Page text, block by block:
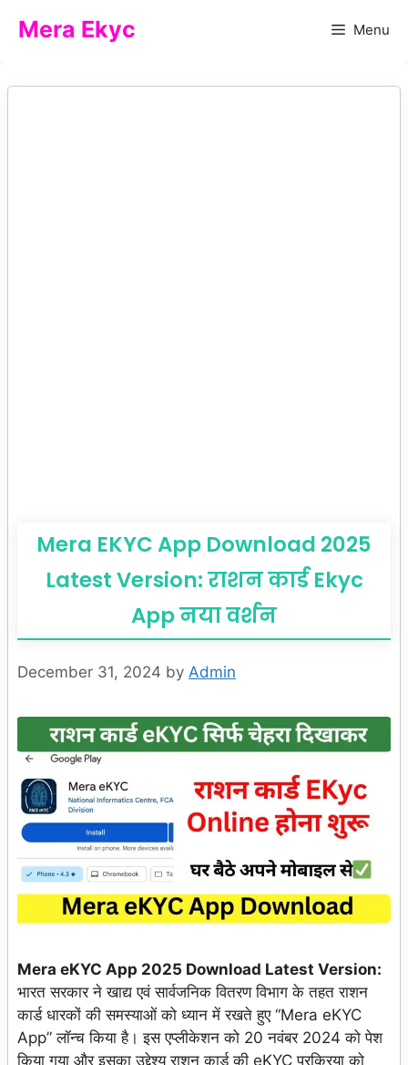
Mera Ekyc Menu
Mera EKYC App Download 2025
Latest Version: राशन कार्ड Ekyc
App नया वर्शन
December 31, 2024 by Admin
Mera eKYC App 2025 Download Latest Version:
भारत सरकार ने खाद्य एवं सार्वजनिक वितरण विभाग के तहत राशन
कार्ड धारकों की समस्याओं को ध्यान में रखते हुए “Mera eKYC
App” लॉन्च किया है। इस एप्लीकेशन को 20 नवंबर 2024 को पेश
किया गया और इसका उद्देश्य राशन कार्ड की eKYC प्रक्रिया को